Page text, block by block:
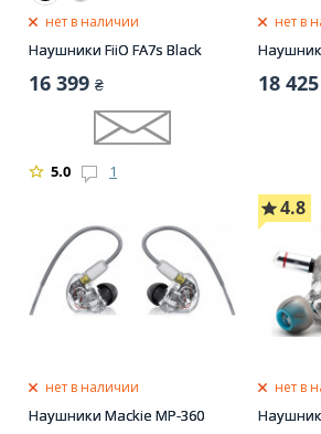
нет в наличии
Наушники FiiO FA7s Black
16 399 ₴
5.0 1
нет в
18 425
нет в наличии
Наушники Mackie MP-360
4.8
нет в